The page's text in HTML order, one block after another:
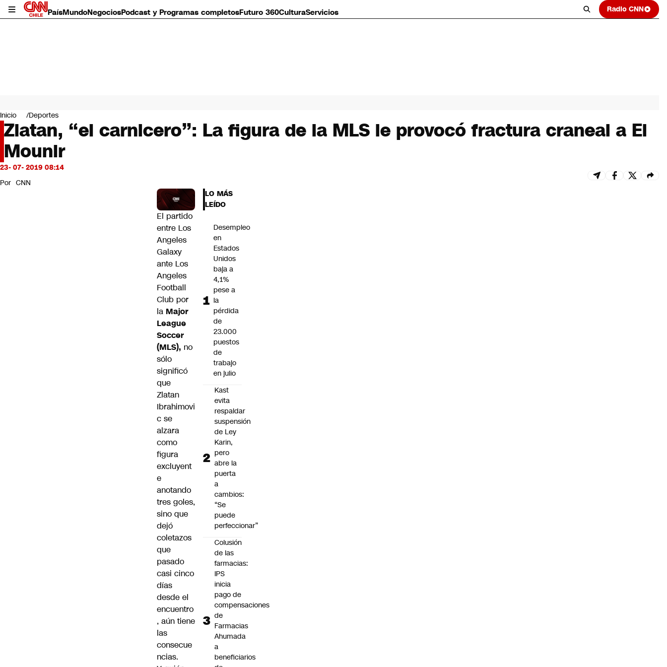
PaísMundoNegociosPodcast y Programas completosFuturo 360CulturaServicios Radio CNN
Mundo
Negocios
Deportes
Programas completos
Cultura
Servicios
Bits
CNN Data
Inicio Deportes
Zlatan, “el carnicero”: La figura de la MLS le provocó fractura craneal a El
Mounir
23- 07- 2019 08:14
Por CNN
El partido
entre Los
Angeles
Galaxy
ante Los
Angeles
Football
Club por
la Major
League
Soccer
(MLS), no
sólo
significó
que
Zlatan
Ibrahimovi
c se
alzara
como
figura
excluyent
e
anotando
tres goles,
sino que
dejó
coletazos
que
pasado
casi cinco
días
desde el
encuentro
, aún tiene
las
consecue
ncias.
LO MÁS
LEÍDO
Desempleo
en
Estados
Unidos
baja a
4,1%
pese a
la
pérdida
de
23.000
puestos
de
trabajo
en julio
Kast
evita
respaldar
suspensión
de Ley
Karin,
pero
abre la
puerta
a
cambios:
“Se
puede
perfeccionar”
Colusión
de las
farmacias:
IPS
inicia
pago de
compensaciones
de
Farmacias
Ahumada
a
beneficiarios